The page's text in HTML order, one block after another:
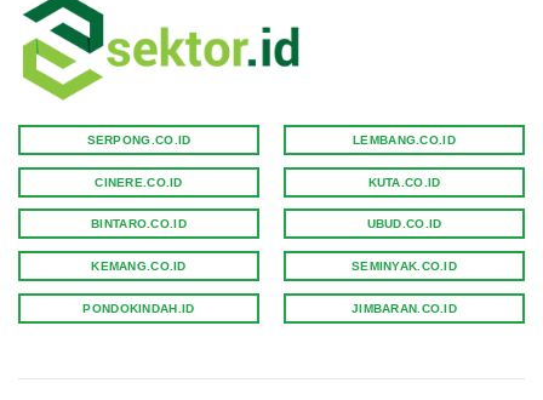
SERPONG.CO.ID
CINERE.CO.ID
BINTARO.CO.ID
KEMANG.CO.ID
PONDOKINDAH.ID
LEMBANG.CO.ID
KUTA.CO.ID
UBUD.CO.ID
SEMINYAK.CO.ID
JIMBARAN.CO.ID